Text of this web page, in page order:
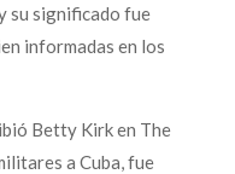
su significado fue
informadas en los
Betty Kirk en The
a Cuba, fue